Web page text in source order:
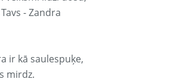
- Zandra
ir kā saulespuķe,
mirdz.